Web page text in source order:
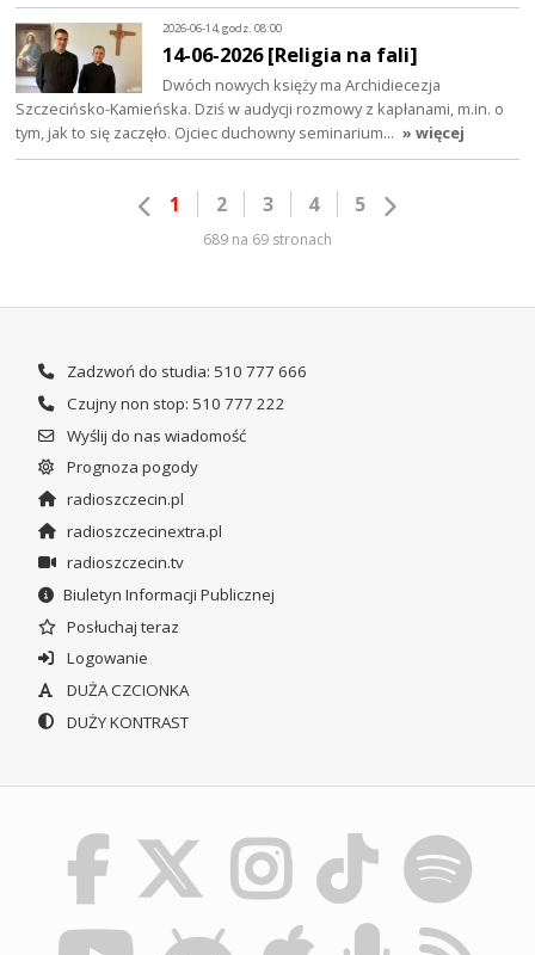
2026-06-14, godz. 08:00
14-06-2026 [Religia na fali]
Dwóch nowych księży ma Archidiecezja
Szczecińsko-Kamieńska. Dziś w audycji rozmowy z kapłanami, m.in. o
tym, jak to się zaczęło. Ojciec duchowny seminarium… » więcej
1 2 3 4 5
689 na 69 stronach
Zadzwoń do studia: 510 777 666
Czujny non stop: 510 777 222
Wyślij do nas wiadomość
Prognoza pogody
radioszczecin.pl
radioszczecinextra.pl
radioszczecin.tv
Biuletyn Informacji Publicznej
Posłuchaj teraz
Logowanie
DUŻA CZCIONKA
DUŻY KONTRAST